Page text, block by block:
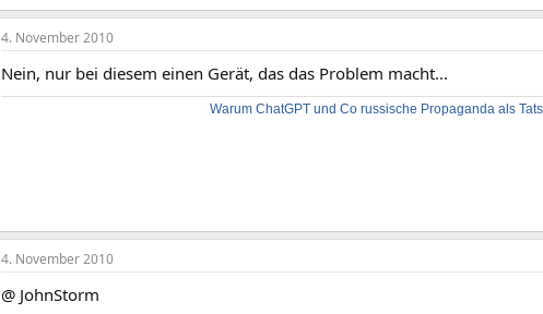
4. November 2010
Nein, nur bei diesem einen Gerät, das das Problem macht...
Warum ChatGPT und Co russische Propaganda als
4. November 2010
@ JohnStorm